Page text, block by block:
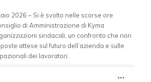
2026 – Si è svolto nelle scorse ore
di Amministrazione di Kyma
sindacali, un confronto che non
attese sul futuro dell’azienda e sulle
dei lavoratori.